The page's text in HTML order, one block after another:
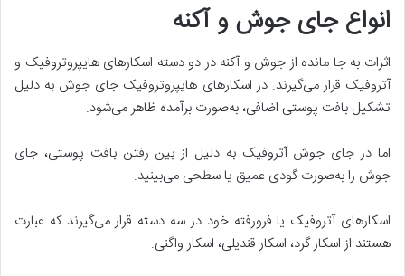
انواع جای جوش و آکنه
اثرات به جا مانده از جوش و آکنه در دو دسته اسکارهای هایپروتروفیک و
آتروفیک قرار می‌گیرند. در اسکارهای هایپروتروفیک جای جوش به دلیل
تشکیل بافت پوستی اضافی، به‌صورت برآمده ظاهر می‌شود.
اما در جای جوش آتروفیک به دلیل از بین رفتن بافت پوستی، جای
جوش را به‌صورت گودی عمیق یا سطحی می‌بینید.
اسکارهای آتروفیک یا فرورفته خود در سه دسته قرار می‌گیرند که عبارت
هستند از اسکار گرد، اسکار قندیلی، اسکار واگنی.